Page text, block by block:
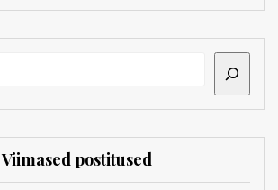
Viimased postitused